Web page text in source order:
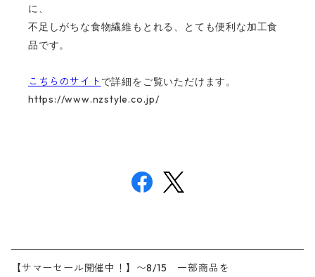
に、
不足しがちな食物繊維もとれる、とても便利な加工食
品です。
こちらのサイト で詳細をご覧いただけます。
https://www.nzstyle.co.jp/
【サマーセール開催中！】〜8/15 一部商品を